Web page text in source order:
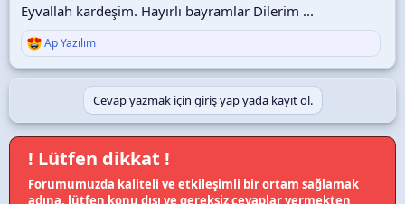
Eyvallah kardeşim. Hayırlı bayramlar Dilerim ...
T
p
l
e
r
Ap Yazılım
Cevap yazmak için giriş yap yada kayıt ol.
! Lütfen dikkat !
Forumumuzda kaliteli ve etkileşimli bir ortam sağlamak
adına, lütfen konu dışı ve gereksiz cevaplar vermekten